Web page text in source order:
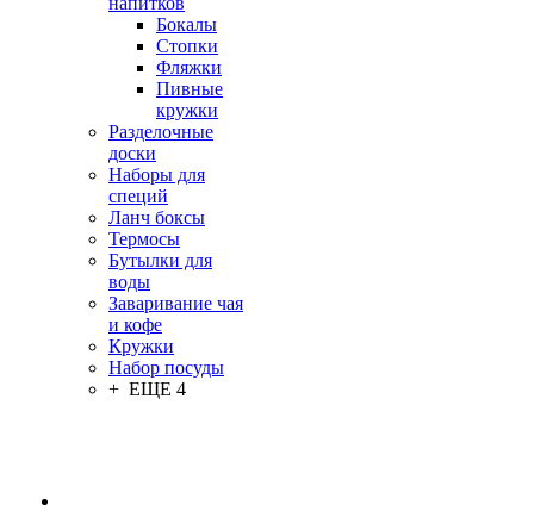
Бокалы
Стопки
Фляжки
Пивные
кружки
Разделочные
доски
Наборы для
специй
Ланч боксы
Термосы
Бутылки для
воды
Заваривание чая
и кофе
Кружки
Набор посуды
+ ЕЩЕ 4